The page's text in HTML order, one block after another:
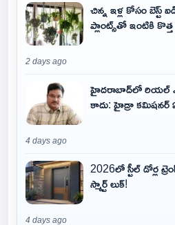
చిన్న ఇళ్ల కోసం
ప్లాంట్స్‌తో ఇంటికి కొత్త
2 days ago
హైదరాబాద్‌లో రియల్
కాదు: హైడ్రా కమిషనర్
4 days ago
2026లో స్టీల్ డోర్ల
స్మార్ట్ లుక్!
4 days ago